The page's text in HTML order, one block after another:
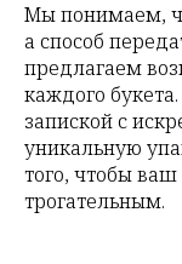
Мы понимаем,
а способ
предлагаем
каждого
запиской с
уникальную
того, чтобы
трогательным.